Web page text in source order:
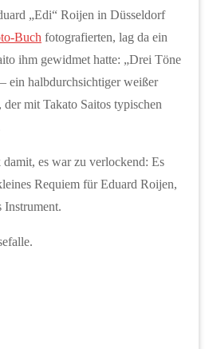
„Edi“ Roijen in Düsseldorf
Buch fotografierten, lag da ein
ihm gewidmet hatte: „Drei Töne
ein halbdurchsichtiger weißer
mit Takato Saitos typischen
es war zu verlockend: Es
Requiem für Eduard Roijen,
Instrument.